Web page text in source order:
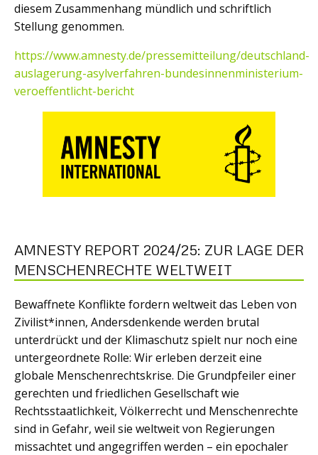
diesem Zusammenhang mündlich und schriftlich
Stellung genommen.
https://www.amnesty.de/pressemitteilung/deutschland-
auslagerung-asylverfahren-bundesinnenministerium-
veroeffentlicht-bericht
AMNESTY REPORT 2024/25: ZUR LAGE DER
MENSCHENRECHTE WELTWEIT
Bewaffnete Konflikte fordern weltweit das Leben von
Zivilist*innen, Andersdenkende werden brutal
unterdrückt und der Klimaschutz spielt nur noch eine
untergeordnete Rolle: Wir erleben derzeit eine
globale Menschenrechtskrise. Die Grundpfeiler einer
gerechten und friedlichen Gesellschaft wie
Rechtsstaatlichkeit, Völkerrecht und Menschenrechte
sind in Gefahr, weil sie weltweit von Regierungen
missachtet und angegriffen werden – ein epochaler